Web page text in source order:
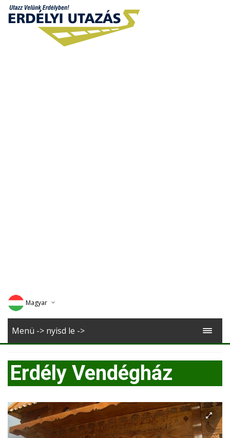
Magyar
Deutsch
Romana
Menü -> nyisd le ->
Erdély Vendégház